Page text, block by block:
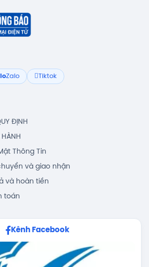
Zalo Tiktok
ĐỊNH
Thông Tin
và giao nhận
và hoàn tiền
toán
Kênh Facebook